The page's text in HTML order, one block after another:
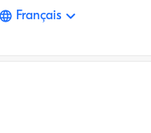
Français